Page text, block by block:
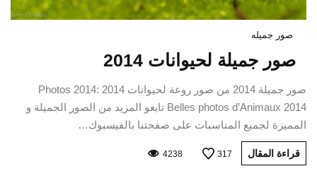
صور جميله
صور جميلة لحيوانات 2014
صور جميلة 2014 من صور روعة لحيوانات 2014 Photos 2014:
Belles photos d’Animaux 2014 تابعو المزيد من الصور الجميلة و
المميزة لجميع المناسبات على صفحتنا بالفيسبوك…
قراءة المقال 317
4238